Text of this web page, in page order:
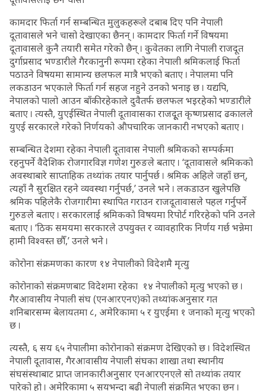
कामदार फिर्ता गर्न सम्बन्धित मुलुकहरूले दबाब दिए पनि नेपाली
दूतावासले भने चासो देखाएका छैनन् । कामदार फिर्ता गर्ने विषयमा
दूतावासले कुनै तयारी समेत गरेको छैन् । कुवेतका लागि नेपाली राजदूत
दुर्गाप्रसाद भण्डारीले गैरकानुनी रूपमा रहेका नेपाली श्रमिकलाई फिर्ता
पठाउने विषयमा सामान्य छलफल मात्रै भएको बताए । नेपालमा पनि
लकडाउन भएकाले फिर्ता गर्न सहज नहुने उनको भनाइ छ । यद्यपि,
नेपालको पालो आउन बाँकी रहेकाले दुवैतर्फ छलफल भइरहेको भण्डारीले
बताए । त्यस्तै, युएईस्थित नेपाली दूतावासका राजदूूत कृष्णप्रसाद ढकालले
युएई सरकारले गरेको निर्णयको औपचारिक जानकारी नभएको बताए ।
सम्बन्धित देशमा रहेका नेपाली दूतावास नेपाली श्रमिकको सम्पर्कमा
रहनुपर्ने वैदेशिक रोजगारविज्ञ गणेश गुरुङले बताए । ‘दूतावासले श्रमिकको
अवस्थाबारे साप्ताहिक तथ्यांक तयार पार्नुपर्छ । श्रमिक अहिले जहाँ छन्,
त्यहाँ नै सुरक्षित रहने व्यवस्था गर्नुपर्छ,’ उनले भने । लकडाउन खुलेपछि
श्रमिक पहिलेकै रोजगारीमा स्थापित गराउन राजदूतावासले पहल गर्नुपर्ने
गुरुङले बताए । सरकारलाई श्रमिकको विषयमा रिपोर्ट गरिरहेको पनि उनले
बताए । ‘ठिक समयमा सरकारले उपयुक्त र व्यावहारिक निर्णय गर्छ भन्नेमा
हामी विश्वस्त छौँ,’ उनले भने ।
कोरोना संक्रमणका कारण १४ नेपालीको विदेशमै मृत्यु
कोरोनाको संक्रमणबाट विदेशमा रहेका १४ नेपालीको मृत्यु भएको छ ।
गैरआवासीय नेपाली संघ (एनआरएनए)को तथ्यांकअनुसार गत
शनिबारसम्म बेलायतमा ८, अमेरिकामा ५ र युएईमा १ जनाको मृत्यु भएको
छ ।
त्यस्तै, ६ सय ६५ नेपालीमा कोरोनाको संक्रमण देखिएको छ । विदेशस्थित
नेपाली दूतावास, गैरआवासीय नेपाली संघका शाखा तथा स्थानीय
संघसंस्थाबाट प्राप्त जानकारीअनुसार एनआरएनएले सो तथ्यांक तयार
पारेको हो । अमेरिकामा ५ सयभन्दा बढी नेपाली संक्रमित भएका छन् ।